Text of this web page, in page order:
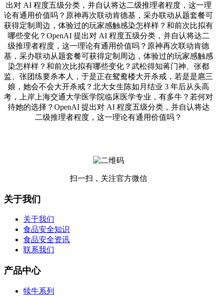
出对 AI 程度五级分类，并自认将达二级推理者程度，这一理
论有通用价值吗？原神再次联动肯德基，采办联动从题套餐可
获得定制周边，体验过的玩家感触感染怎样样？和前次比拟有
哪些变化？OpenAI 提出对 AI 程度五级分类，并自认将达二
级推理者程度，这一理论有通用价值吗？原神再次联动肯德
基，采办联动从题套餐可获得定制周边，体验过的玩家感触感
染怎样样？和前次比拟有哪些变化？武松得知蒋门神、张都
监、张团练要杀本人，于是正在鸳鸯楼大开杀戒，若是是扈三
娘，她会不会大开杀戒？北大女生陈如月结业 3 年后从头高
考，上岸上海交通大学医学院临床医学专业，有多牛？若何对
待她的选择？OpenAI 提出对 AI 程度五级分类，并自认将达
二级推理者程度，这一理论有通用价值吗？
扫一扫，关注官方微信
关于我们
关于我们
食品安全知识
食品安全资讯
联系我们
产品中心
犊牛系列